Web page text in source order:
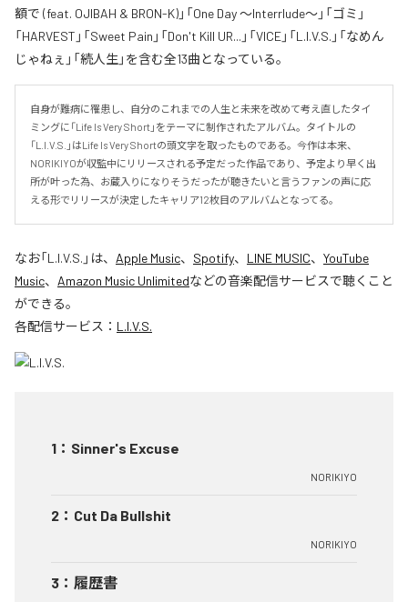
額で (feat. OJIBAH & BRON-K)」「One Day ～Interrlude～」「ゴミ」
「HARVEST」「Sweet Pain」「Don't Kill UR...」「VICE」「L.I.V.S.」「なめん
じゃねぇ」「続人生」を含む全13曲となっている。
自身が難病に罹患し、自分のこれまでの人生と未来を改めて考え直したタイ
ミングに「Life Is Very Short」をテーマに制作されたアルバム。タイトルの
「L.I.V.S.」はLife Is Very Shortの頭文字を取ったものである。今作は本来、
NORIKIYOが収監中にリリースされる予定だった作品であり、予定より早く出
所が叶った為、お蔵入りになりそうだったが聴きたいと言うファンの声に応
える形でリリースが決定したキャリア12枚目のアルバムとなってる。
なお「L.I.V.S. 」は、 Apple Music、 Spotify、 LINE MUSIC、 YouTube
Music、 Amazon Music Unlimitedなどの音楽配信サービスで聴くこと
ができる。
各配信サービス： L.I.V.S.
1 ： Sinner's Excuse
NORIKIYO
2 ： Cut Da Bullshit
NORIKIYO
3 ： 履歴書